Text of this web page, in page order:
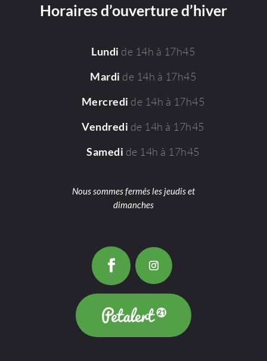
Horaires d’ouverture d’hiver
Lundi de 14h à 17h45
Mardi de 14h à 17h45
Mercredi de 14h à 17h45
Vendredi de 14h à 17h45
Samedi de 14h à 17h45
Nous sommes fermés les jeudis et
dimanches